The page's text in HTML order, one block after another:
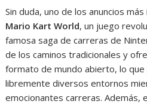
Sin duda, uno de los anuncios
Mario Kart World, un juego
famosa saga de carreras de
de los caminos tradicionales y
formato de mundo abierto, lo
libremente diversos entornos
emocionantes carreras. Además,